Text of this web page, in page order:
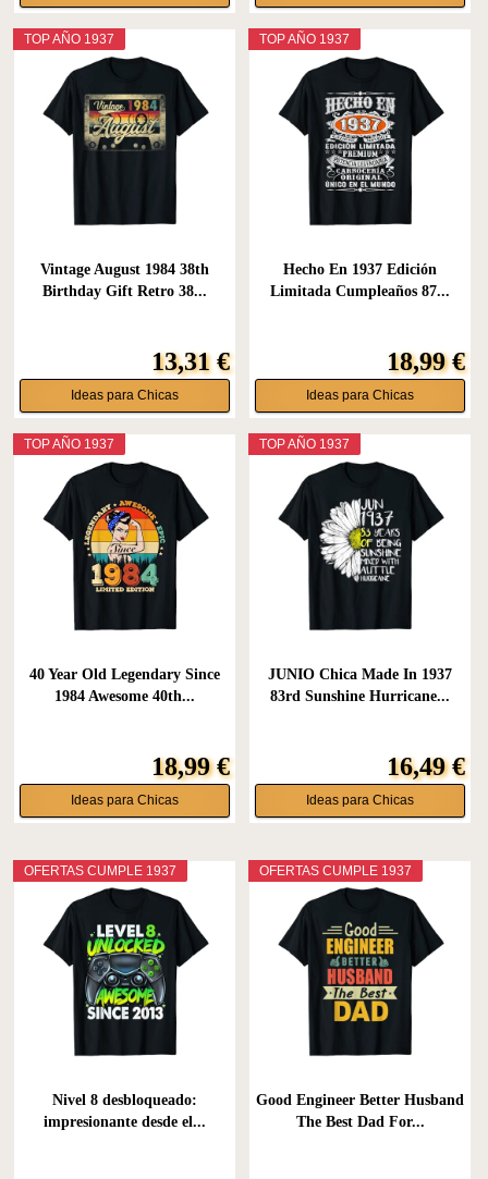
TOP AÑO 1937
Vintage August 1984 38th
Birthday Gift Retro 38...
13,31 €
Ideas para Chicas
TOP AÑO 1937
Hecho En 1937 Edición
Limitada Cumpleaños 87...
18,99 €
Ideas para Chicas
TOP AÑO 1937
40 Year Old Legendary Since
1984 Awesome 40th...
18,99 €
Ideas para Chicas
TOP AÑO 1937
JUNIO Chica Made In 1937
83rd Sunshine Hurricane...
16,49 €
Ideas para Chicas
OFERTAS CUMPLE 1937
Nivel 8 desbloqueado:
impresionante desde el...
OFERTAS CUMPLE 1937
Good Engineer Better Husband
The Best Dad For...